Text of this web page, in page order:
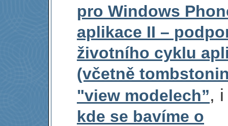
pro Windows
aplikace II –
životního cyklu
(včetně
"view modelech”,
kde se bavíme o